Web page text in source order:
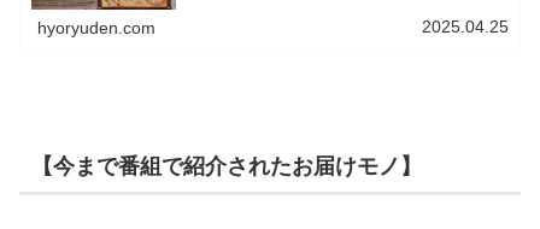
かの」の『葛きゃんでぃ』を紹介しています。
hyoryuden.com 2025.04.25
【今まで番組で紹介されたお届けモノ】